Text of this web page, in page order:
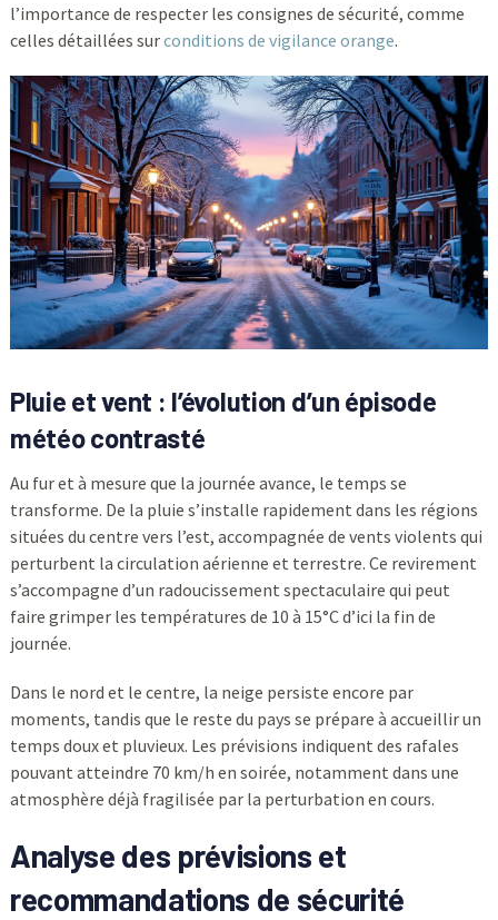
l’importance de respecter les consignes de sécurité, comme
celles détaillées surconditions de vigilance orange.
Pluie et vent : l’évolution d’un épisode
météo contrasté
Au fur et à mesure que la journée avance, le temps se
transforme. De la pluie s’installe rapidement dans les régions
situées du centre vers l’est, accompagnée de vents violents qui
perturbent la circulation aérienne et terrestre. Ce revirement
s’accompagne d’un radoucissement spectaculaire qui peut
faire grimper les températures de 10 à 15°C d’ici la fin de
journée.
Dans le nord et le centre, la neige persiste encore par
moments, tandis que le reste du pays se prépare à accueillir un
temps doux et pluvieux. Les prévisions indiquent des rafales
pouvant atteindre 70 km/h en soirée, notamment dans une
atmosphère déjà fragilisée par la perturbation en cours.
Analyse des prévisions et
recommandations de sécurité